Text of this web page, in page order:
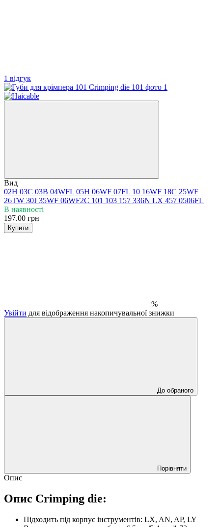
1 відгук
Вид
02H 03C 03B 04WFL 05H 06WF 07FL 10 16WF 18C 25WF
26TW 30J 35WF 06WF2C 101 103 157 336N LX 457 0506FL
В наявності
197.00 грн
Купити
%
Увійти для відображення накопичувальної знижки
До обраного
Порівняти
Опис
Опис Crimping die:
Підходить під корпус інструментів: LX, AN, AP, LY